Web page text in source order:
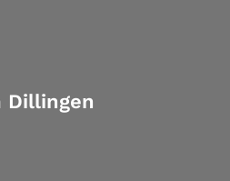
Dillingen